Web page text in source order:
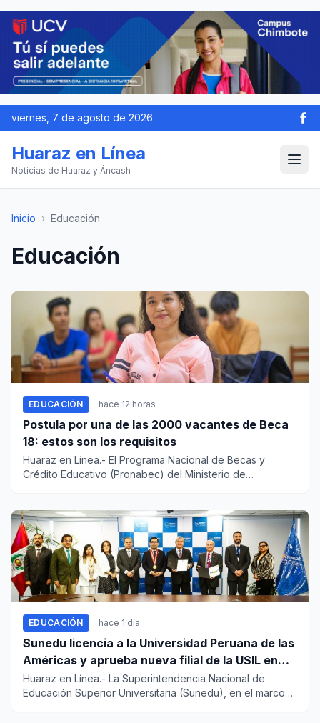
viernes, 7 de agosto de 2026
Huaraz en Línea
Noticias de Huaraz y Áncash
Inicio › Educación
Educación
EDUCACIÓN hace 12 horas
Postula por una de las 2000 vacantes de Beca
18: estos son los requisitos
Huaraz en Línea.- El Programa Nacional de Becas y
Crédito Educativo (Pronabec) del Ministerio de
EDUCACIÓN hace 1 día
Sunedu licencia a la Universidad Peruana de las
Américas y aprueba nueva filial de la USIL en
Arequipa
Huaraz en Línea.- La Superintendencia Nacional de
Educación Superior Universitaria (Sunedu), en el marco